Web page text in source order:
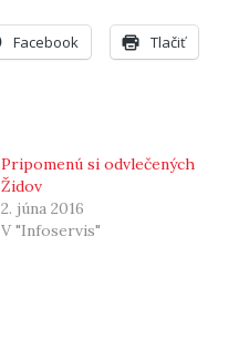
Facebook Tlačiť
Pripomenú si odvlečených
Židov
2. júna 2016
V "Infoservis"